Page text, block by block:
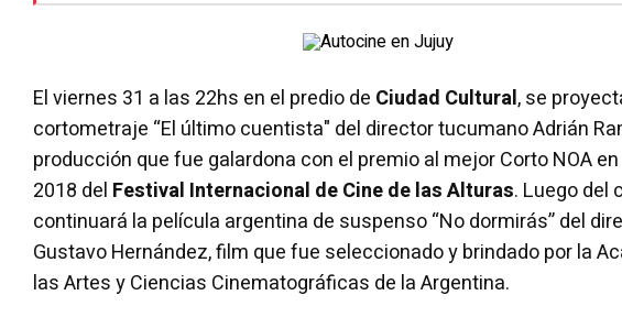
El viernes 31 a las 22hs en el predio de Ciudad Cultural, se
cortometraje “El último cuentista" del director tucumano Adrián
producción que fue galardona con el premio al mejor Corto NOA
2018 del Festival Internacional de Cine de las Alturas. Luego del
continuará la película argentina de suspenso “No dormirás” del
Gustavo Hernández, film que fue seleccionado y brindado por la
las Artes y Ciencias Cinematográficas de la Argentina.